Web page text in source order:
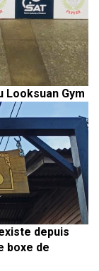
Looksuan Gym
depuis
boxe de